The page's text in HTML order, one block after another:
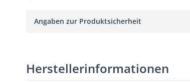
Angaben zur Produktsicherheit
Herstellerinformationen